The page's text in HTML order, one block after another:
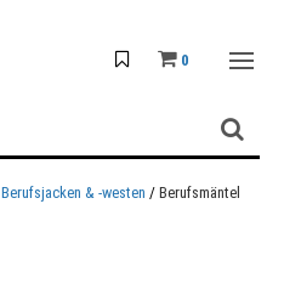
0
Berufsjacken & -westen Berufsmäntel